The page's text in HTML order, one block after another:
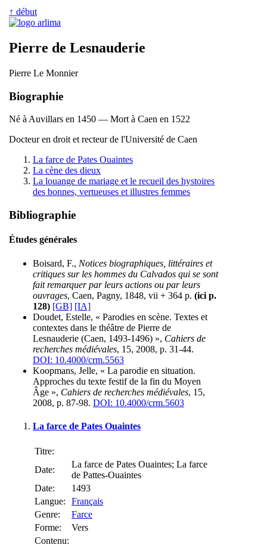
↑ début
Pierre de Lesnauderie
Pierre Le Monnier
Biographie
Né à Auvillars en 1450 — Mort à Caen en 1522
Docteur en droit et recteur de l'Université de Caen
La farce de Pates Ouaintes
La cène des dieux
La louange de mariage et le recueil des hystoires
des bonnes, vertueuses et illustres femmes
Bibliographie
Études générales
Boisard, F., Notices biographiques, littéraires et
critiques sur les hommes du Calvados qui se sont
fait remarquer par leurs actions ou par leurs
ouvrages, Caen, Pagny, 1848, vii + 364 p. (ici p.
128) [GB] [IA]
Doudet, Estelle, « Parodies en scène. Textes et
contextes dans le théâtre de Pierre de
Lesnauderie (Caen, 1493-1496) », Cahiers de
recherches médiévales, 15, 2008, p. 31-44.
DOI: 10.4000/crm.5563
Koopmans, Jelle, « La parodie en situation.
Approches du texte festif de la fin du Moyen
Âge », Cahiers de recherches médiévales, 15,
2008, p. 87-98. DOI: 10.4000/crm.5603
La farce de Pates Ouaintes
Titre:
Date:
La farce de Pates Ouaintes; La farce
de Pattes-Ouaintes
Date:
1493
Langue:
Français
Genre:
Farce
Forme:
Vers
Contenu: